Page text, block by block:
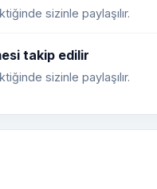
sizinle paylaşılır.
takip edilir
sizinle paylaşılır.